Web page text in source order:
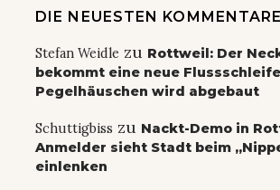
DIE NEUESTEN KOMMENTARE
Stefan Weidle zu Rottweil: Der
bekommt eine neue
Pegelhäuschen wird abgebaut
Schuttigbiss zu Nackt-Demo in
Anmelder sieht Stadt beim
einlenken